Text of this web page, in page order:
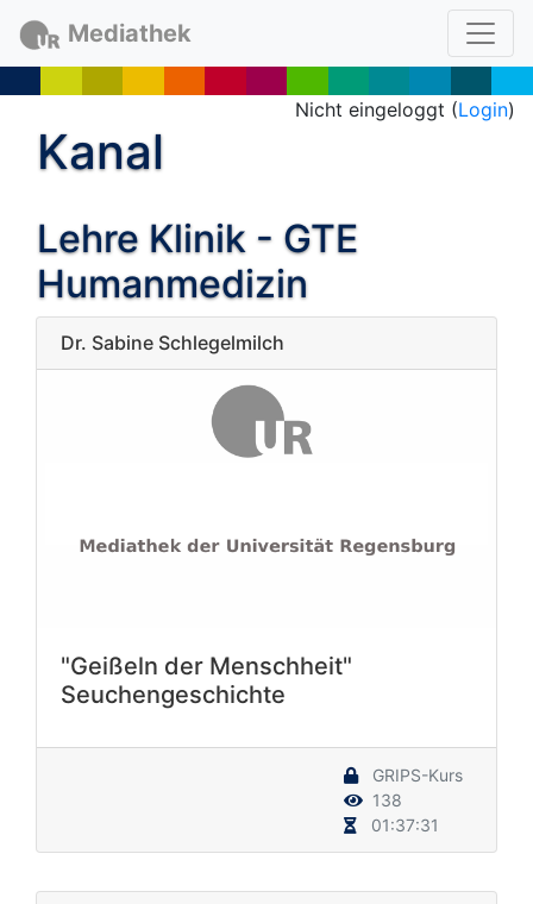
Mediathek
Nicht eingeloggt (Login)
Kanal
Lehre Klinik - GTE
Humanmedizin
Dr. Sabine Schlegelmilch
"Geißeln der Menschheit"
Seuchengeschichte
GRIPS-Kurs
138
01:37:31